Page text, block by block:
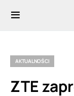
AKTUALNOŚCI
ZTE